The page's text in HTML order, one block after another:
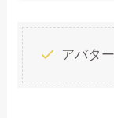
アバタ